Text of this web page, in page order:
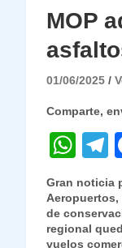
MOP
01/06/2025
Comparte,
W
at
s
e
Gran noticia
de
regional
vuelos